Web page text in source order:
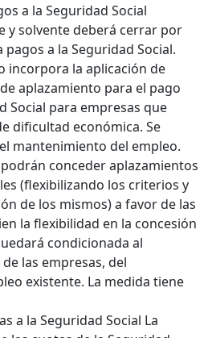
a la Seguridad Social
y solvente deberá cerrar por
a la Seguridad Social.
incorpora la aplicación de
aplazamiento para el pago
Social para empresas que
dificultad económica. Se
mantenimiento del empleo.
conceder aplazamientos
(flexibilizando los criterios y
de los mismos) a favor de las
la flexibilidad en la concesión
condicionada al
las empresas, del
existente. La medida tiene
a la Seguridad Social La